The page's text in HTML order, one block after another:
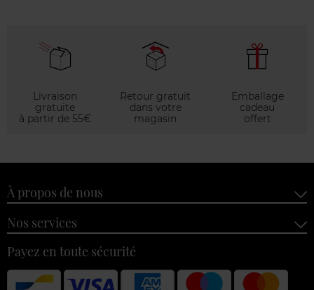
Livraison
gratuite
à partir de 55€
Retour gratuit
dans votre
magasin
Emballage
cadeau
offert
À propos de nous
Nos services
Payez en toute sécurité